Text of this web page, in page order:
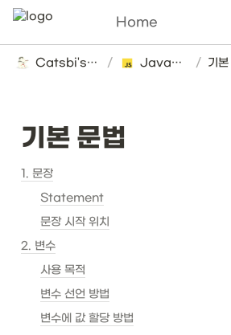
Home
Catsbi's DLog / Javascript /
기본 문법
1. 문장
Statement
문장 시작 위치
2. 변수
사용 목적
변수 선언 방법
변수에 값 할당 방법